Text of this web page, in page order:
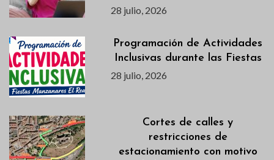
28 julio, 2026
Programación de Actividades
Inclusivas durante las Fiestas
28 julio, 2026
Cortes de calles y
restricciones de
estacionamiento con motivo